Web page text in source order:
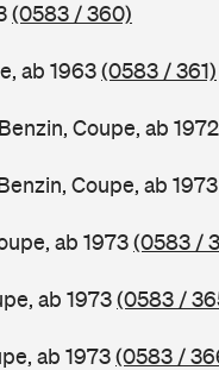
(0583 / 360)
ab 1963(0583 / 361)
Coupe, ab 1972
Coupe, ab 1973
ab 1973(0583 /
ab 1973(0583 /
ab 1973(0583 /